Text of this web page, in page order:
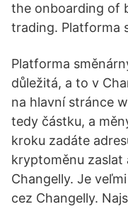
the onboarding of
trading. Platforma
Platforma
důležitá, a to v
na hlavní stránce
tedy částku, a
kroku zadáte
kryptoměnu zaslat
Changelly. Je
cez Changelly.